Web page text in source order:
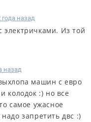
года назад
электричками. Из той
назад
машин с евро
колодок :) но все
самое ужасное
запретить двс :)